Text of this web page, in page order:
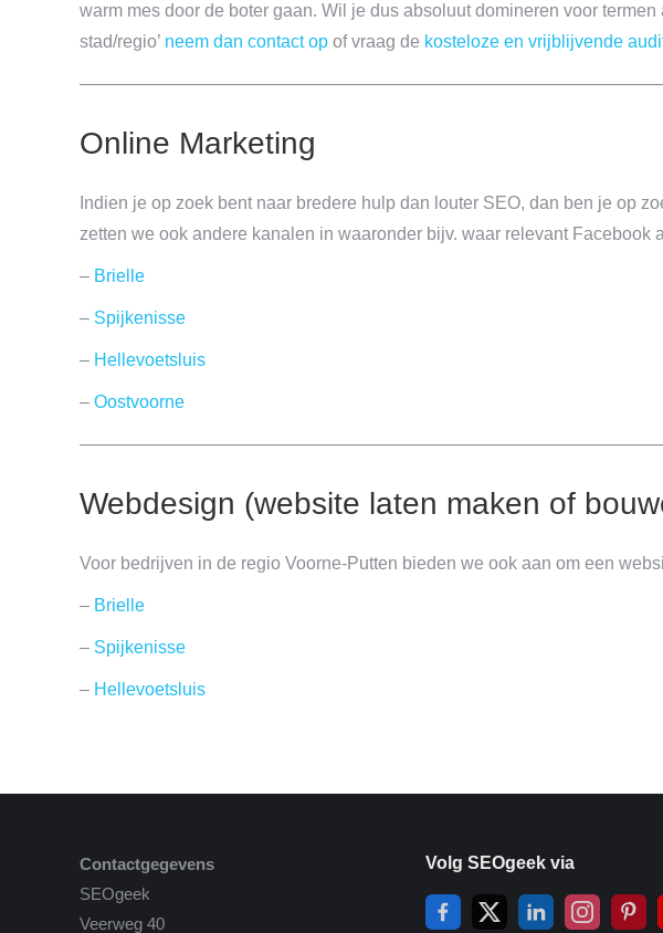
warm mes door de boter gaan. Wil je dus absoluut domineren voor
stad/regio’ neem dan contact op of vraag de kosteloze en vrijblijvende
Online Marketing
Indien je op zoek bent naar bredere hulp dan louter SEO, dan ben je op
zetten we ook andere kanalen in waaronder bijv. waar relevant Facebook
– Brielle
– Spijkenisse
– Hellevoetsluis
– Oostvoorne
Webdesign (website laten maken of
Voor bedrijven in de regio Voorne-Putten bieden we ook aan om een
– Brielle
– Spijkenisse
– Hellevoetsluis
Contactgegevens
SEOgeek
Veerweg 40
Volg SEOgeek via